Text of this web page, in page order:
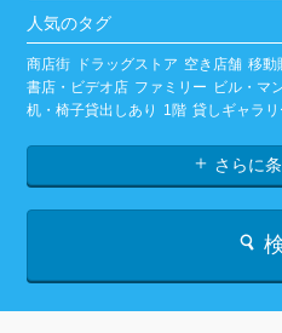
人気のタグ
商店街 ドラッグストア 空き店舗 移動
書店・ビデオ店 ファミリー ビル・マ
机・椅子貸出しあり
1階 貸しギャラリ
さらに